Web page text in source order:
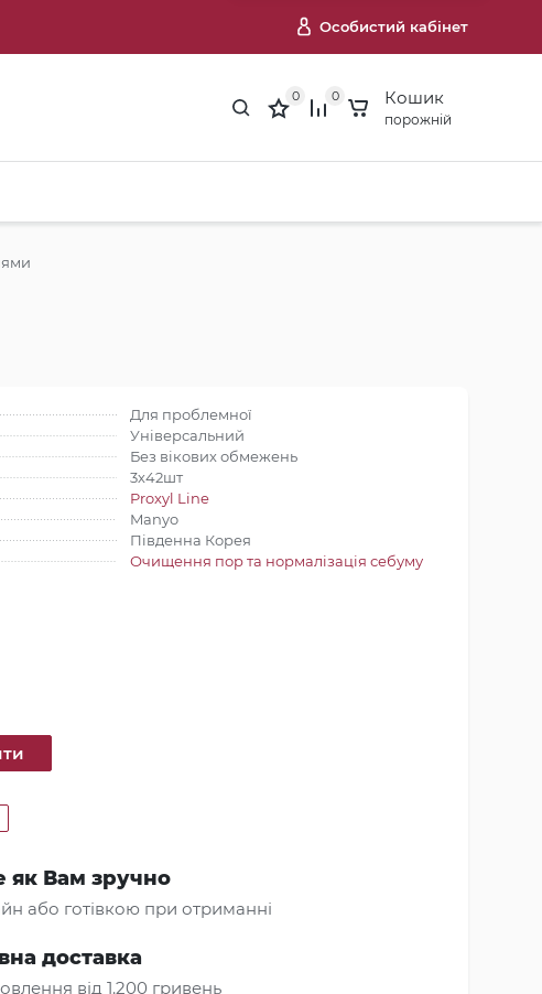
Особистий кабінет
0 0 Кошик
порожній
Для проблемної
Універсальний
Без вікових обмежень
3х42шт
Proxyl Line
Manyo
Південна Корея
Очищення пор та нормалізація себуму
як Вам зручно
або готівкою при отриманні
доставка
від 1.200 гривень